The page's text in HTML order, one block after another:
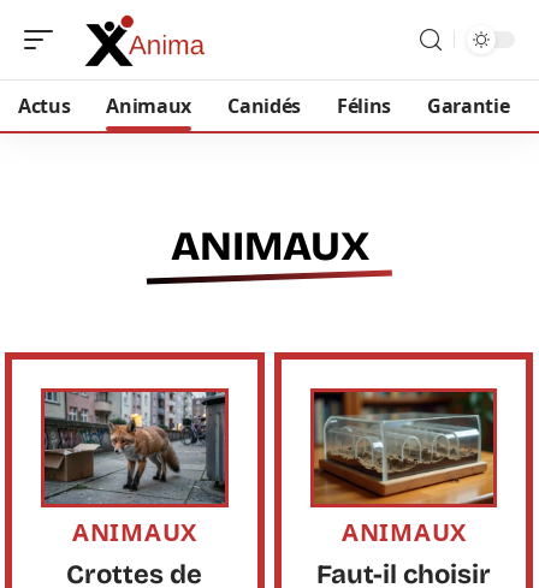
Actus Animaux Canidés Félins Garantie
ANIMAUX
ANIMAUX
Crottes de
ANIMAUX
Faut-il choisir